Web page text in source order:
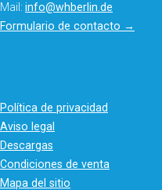
Mail: info@whberlin.de
Formulario de contacto →
Política de privacidad
Aviso legal
Descargas
Condiciones de venta
Mapa del sitio